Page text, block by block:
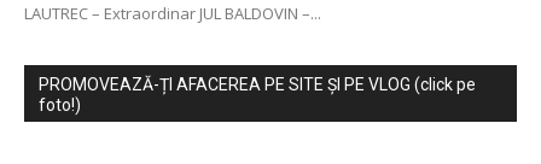
LAUTREC – Extraordinar JUL BALDOVIN –...
PROMOVEAZĂ-ȚI AFACEREA PE SITE ȘI PE VLOG (click pe
foto!)